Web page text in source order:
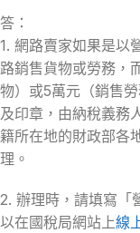
答：
1. 網路賣家如果是以
路銷售貨物或勞務，
物）或5萬元（銷售
及印章，由納稅義務
籍所在地的財政部各
理。
2. 辦理時，請填寫「
以在國稅局網站上線